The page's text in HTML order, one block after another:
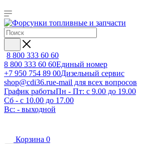
8 800 333 60 60
8 800 333 60 60Единый номер
+7 950 754 89 00Дизельный сервис
shop@cdi36.rue-mail для всех вопросов
График работыПн - Пт: с 9.00 до 19.00
Сб - с 10.00 до 17.00
Вс: - выходной
Корзина 0